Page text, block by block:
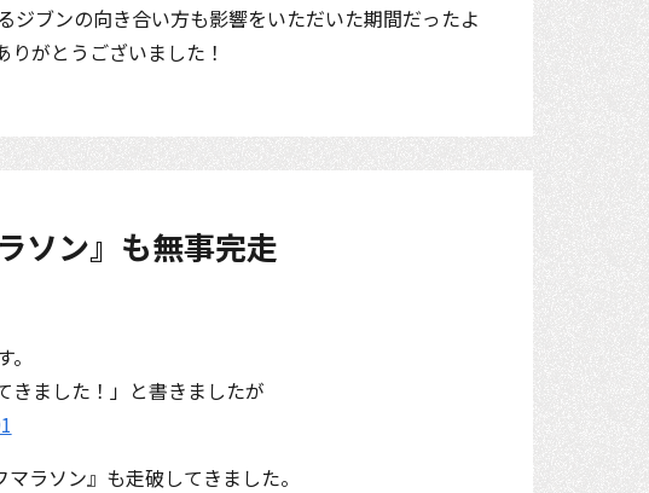
ジブンの向き合い方も影響をいただいた期間だったよ
がとうございました！
ソン』も無事完走
きました！」と書きましたが
ラソン』も走破してきました。